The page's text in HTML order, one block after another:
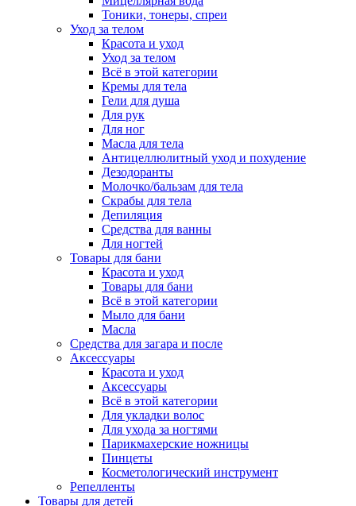
Тоники, тонеры, спреи
Уход за телом
Красота и уход
Уход за телом
Всё в этой категории
Кремы для тела
Гели для душа
Для рук
Для ног
Масла для тела
Антицеллюлитный уход и похудение
Дезодоранты
Молочко/бальзам для тела
Скрабы для тела
Депиляция
Средства для ванны
Для ногтей
Товары для бани
Красота и уход
Товары для бани
Всё в этой категории
Мыло для бани
Масла
Средства для загара и после
Аксессуары
Красота и уход
Аксессуары
Всё в этой категории
Для укладки волос
Для ухода за ногтями
Парикмахерские ножницы
Пинцеты
Косметологический инструмент
Репелленты
Товары для детей